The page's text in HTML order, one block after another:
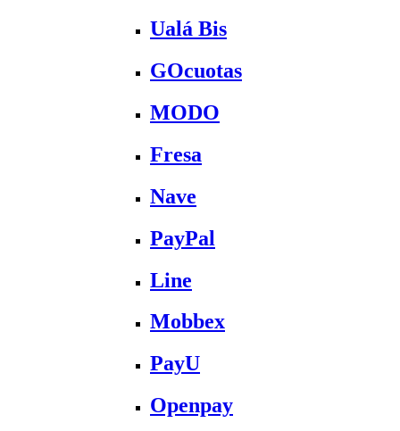
Ualá Bis
GOcuotas
MODO
Fresa
Nave
PayPal
Line
Mobbex
PayU
Openpay